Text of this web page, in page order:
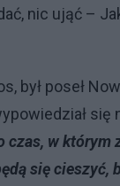
nic ująć –
był poseł
się
w którym
się